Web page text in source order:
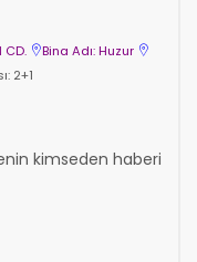
CD.
Bina Adı: Huzur
2+1
kimseden haberi